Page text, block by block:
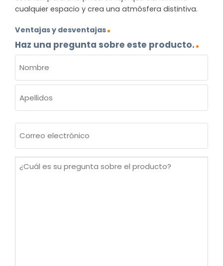
cualquier espacio y crea una atmósfera distintiva.
Ventajas y desventajas
Haz una pregunta sobre este producto.
(OBLIGATORIO)
Nombre
electrónico
¿Cuál